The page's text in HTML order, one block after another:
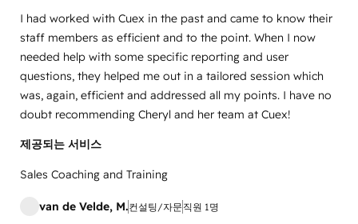
I had worked with Cuex in the past and came to know their
staff members as efficient and to the point. When I now
needed help with some specific reporting and user
questions, they helped me out in a tailored session which
was, again, efficient and addressed all my points. I have no
doubt recommending Cheryl and her team at Cuex!
제공되는 서비스
Sales Coaching and Training
van de Velde, M.컨설팅/자문 직원 1명